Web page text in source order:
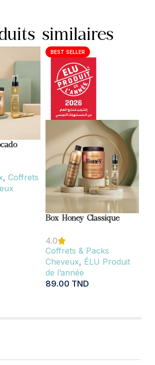
similaires
, Coffrets
BEST SELLER
Box Honey Classique
4.0
Coffrets & Packs
Cheveux, ÉLU Produit
de l’année
89.00 TND